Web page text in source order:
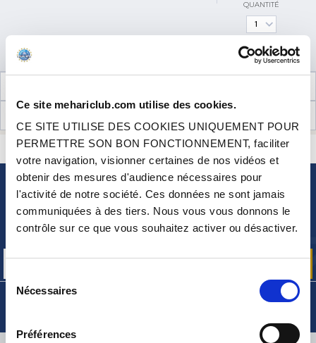
Ce site mehariclub.com utilise des cookies.
CE SITE UTILISE DES COOKIES UNIQUEMENT POUR
PERMETTRE SON BON FONCTIONNEMENT, faciliter
votre navigation, visionner certaines de nos vidéos et
obtenir des mesures d'audience nécessaires pour
l'activité de notre société. Ces données ne sont jamais
communiquées à des tiers. Nous vous vous donnons le
contrôle sur ce que vous souhaitez activer ou désactiver.
Sélection
Nécessaires
Préférences
QUANTITÉ
UNE QUESTION ? BESOIN D 'AIDE ? CONTACTEZ-NOUS
NEWSLETTER
Inscrivez-vous pour recevoir gratuitement
nos offres promos et actualités produits